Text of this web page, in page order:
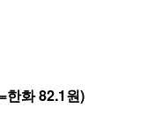
한화 82.1원)